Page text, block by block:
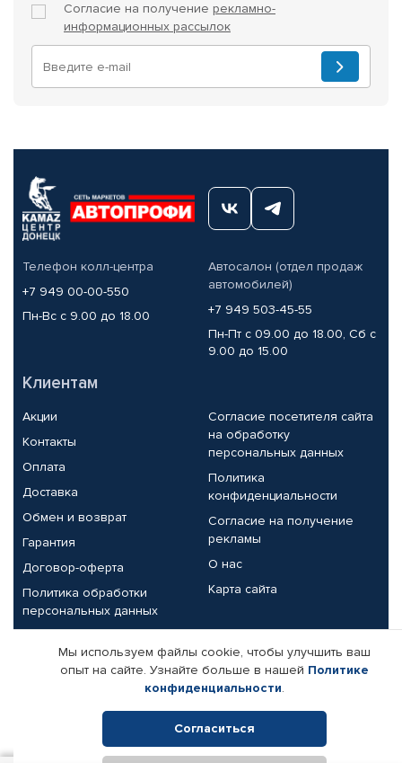
Согласие на получение рекламно-
информационных рассылок
Телефон колл-центра
+7 949 00-00-550
Пн-Вс с 9.00 до 18.00
Автосалон (отдел продаж
автомобилей)
+7 949 503-45-55
Пн-Пт с 09.00 до 18.00, Сб с
9.00 до 15.00
Клиентам
Акции
Контакты
Оплата
Доставка
Обмен и возврат
Гарантия
Договор-оферта
Политика обработки
персональных данных
Согласие посетителя сайта
на обработку
персональных данных
Политика
конфиденциальности
Согласие на получение
рекламы
О нас
Карта сайта
Партнерам
Корпоративным клиентам
Поставщикам
Реквизиты компании
Мы используем файлы cookie, чтобы улучшить ваш
опыт на сайте. Узнайте больше в нашей Политике
конфиденциальности.
Согласиться